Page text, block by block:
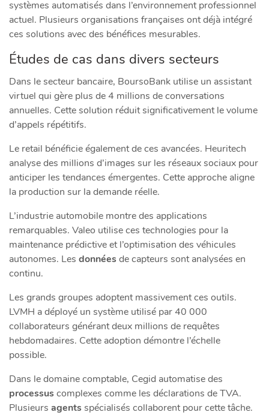
systèmes automatisés dans l’environnement professionnel
actuel. Plusieurs organisations françaises ont déjà intégré
ces solutions avec des bénéfices mesurables.
Études de cas dans divers secteurs
Dans le secteur bancaire, BoursoBank utilise un assistant
virtuel qui gère plus de 4 millions de conversations
annuelles. Cette solution réduit significativement le volume
d’appels répétitifs.
Le retail bénéficie également de ces avancées. Heuritech
analyse des millions d’images sur les réseaux sociaux pour
anticiper les tendances émergentes. Cette approche aligne
la production sur la demande réelle.
L’industrie automobile montre des applications
remarquables. Valeo utilise ces technologies pour la
maintenance prédictive et l’optimisation des véhicules
autonomes. Les donnéesde capteurs sont analysées en
continu.
Les grands groupes adoptent massivement ces outils.
LVMH a déployé un système utilisé par 40 000
collaborateurs générant deux millions de requêtes
hebdomadaires. Cette adoption démontre l’échelle
possible.
Dans le domaine comptable, Cegid automatise des
processuscomplexes comme les déclarations de TVA.
Plusieurs agentsspécialisés collaborent pour cette tâche.